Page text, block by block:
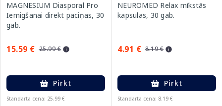
MAGNESIUM Diasporal Pro
Iemigšanai direkt paciņas, 30
gab.
15.59 € 25.99 €
Pirkt
Standarta cena: 25.99 €
NEUROMED Relax mīkstās
kapsulas, 30 gab.
4.91 € 8.19 €
Pirkt
Standarta cena: 8.19 €